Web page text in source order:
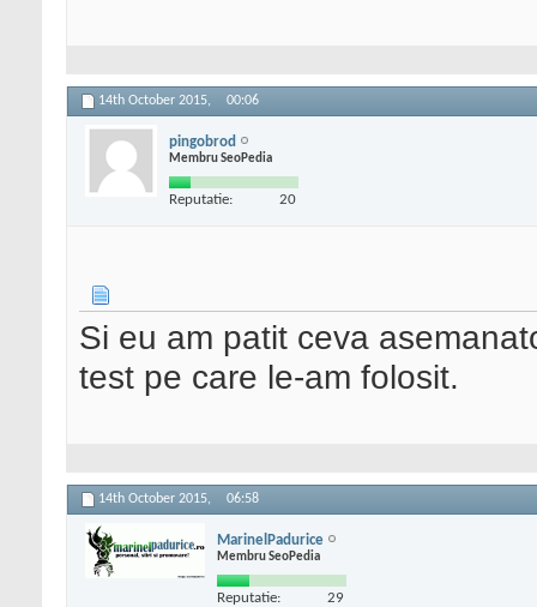
14th October 2015, 00:06
pingobrod
Membru SeoPedia
Reputatie: 20
Si eu am patit ceva
test pe care le-am folosit.
14th October 2015, 06:58
MarinelPadurice
Membru SeoPedia
Reputatie: 29